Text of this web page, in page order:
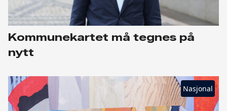
Kommunekartet må tegnes på
nytt
Nasjonal